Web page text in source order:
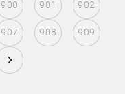
900 901 902
907 908 909